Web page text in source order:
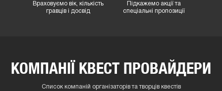
Враховуємо вік, кількість
гравців і досвід
Підкажемо акції та
спеціальні пропозиції
КОМПАНІЇ КВЕСТ ПРОВАЙДЕРИ
Список компаній організаторів та творців квестів